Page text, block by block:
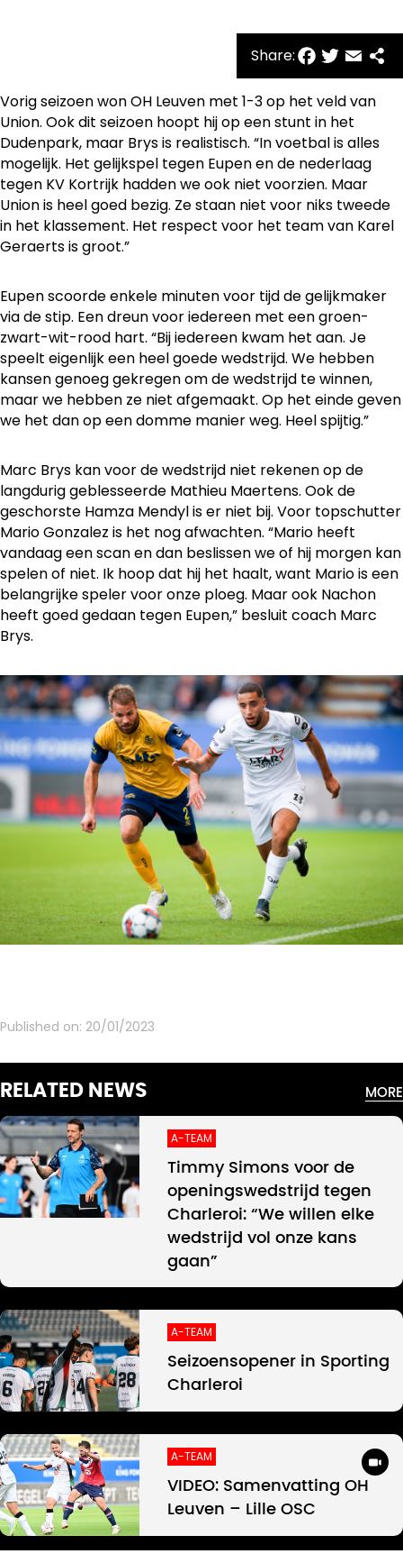
Share:
Vorig seizoen won OH Leuven met 1-3 op het veld van
Union. Ook dit seizoen hoopt hij op een stunt in het
Dudenpark, maar Brys is realistisch. “In voetbal is alles
mogelijk. Het gelijkspel tegen Eupen en de nederlaag
tegen KV Kortrijk hadden we ook niet voorzien. Maar
Union is heel goed bezig. Ze staan niet voor niks tweede
in het klassement. Het respect voor het team van Karel
Geraerts is groot.”
Eupen scoorde enkele minuten voor tijd de gelijkmaker
via de stip. Een dreun voor iedereen met een groen-
zwart-wit-rood hart. “Bij iedereen kwam het aan. Je
speelt eigenlijk een heel goede wedstrijd. We hebben
kansen genoeg gekregen om de wedstrijd te winnen,
maar we hebben ze niet afgemaakt. Op het einde geven
we het dan op een domme manier weg. Heel spijtig.”
Marc Brys kan voor de wedstrijd niet rekenen op de
langdurig geblesseerde Mathieu Maertens. Ook de
geschorste Hamza Mendyl is er niet bij. Voor topschutter
Mario Gonzalez is het nog afwachten. “Mario heeft
vandaag een scan en dan beslissen we of hij morgen kan
spelen of niet. Ik hoop dat hij het haalt, want Mario is een
belangrijke speler voor onze ploeg. Maar ook Nachon
heeft goed gedaan tegen Eupen,” besluit coach Marc
Brys.
Published on: 20/01/2023
RELATED NEWS MORE
A-TEAM
Timmy Simons voor de
openingswedstrijd tegen
Charleroi: “We willen elke
wedstrijd vol onze kans
gaan”
A-TEAM
Seizoensopener in Sporting
Charleroi
A-TEAM
VIDEO: Samenvatting OH
Leuven – Lille OSC